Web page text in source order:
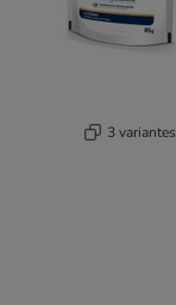
3 variantes